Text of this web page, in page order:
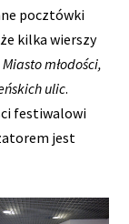
pocztówki
kilka wierszy
Miasto młodości,
ulic.
festiwalowi
jest